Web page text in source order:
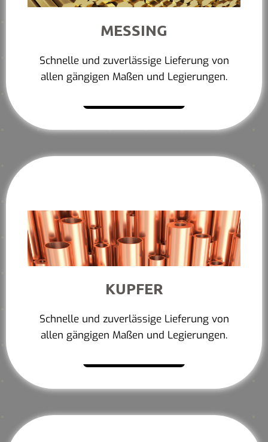
MESSING
Schnelle und zuverlässige Lieferung von
allen gängigen Maßen und Legierungen.
KUPFER
Schnelle und zuverlässige Lieferung von
allen gängigen Maßen und Legierungen.